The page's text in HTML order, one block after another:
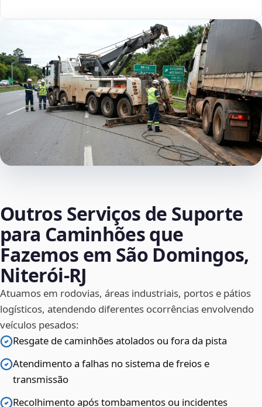
Outros Serviços de Suporte
para Caminhões que
Fazemos em São Domingos,
Niterói‑RJ
Atuamos em rodovias, áreas industriais, portos e pátios
logísticos, atendendo diferentes ocorrências envolvendo
veículos pesados:
Resgate de caminhões atolados ou fora da pista
Atendimento a falhas no sistema de freios e
transmissão
Recolhimento após tombamentos ou incidentes